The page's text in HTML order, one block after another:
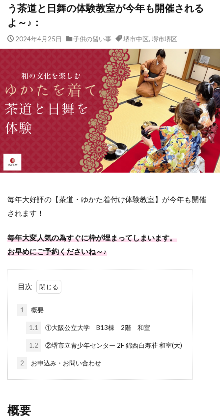
う茶道と日舞の体験教室が今年も開催される
よ～♪：
2024年4月25日 子供の習い事 堺市中区, 堺市堺区
毎年大好評の【茶道・ゆかた着付け体験教室】が今年も開催
されます！
毎年大変人気の為すぐに枠が埋まってしまいます。
お早めにご予約くださいね～♪
目次
1 概要
1.1 ①大阪公立大学 B13棟 2階 和室
1.2 ②堺市立青少年センター 2F 錦西白寿荘 和室(大)
2 お申込み・お問い合わせ
概要